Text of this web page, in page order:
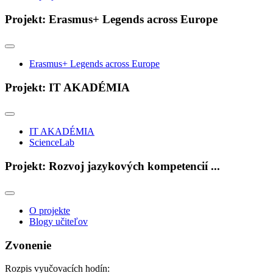
Projekt: Erasmus+ Legends across Europe
Erasmus+ Legends across Europe
Projekt: IT AKADÉMIA
IT AKADÉMIA
ScienceLab
Projekt: Rozvoj jazykových kompetencií ...
O projekte
Blogy učiteľov
Zvonenie
Rozpis vyučovacích hodín: